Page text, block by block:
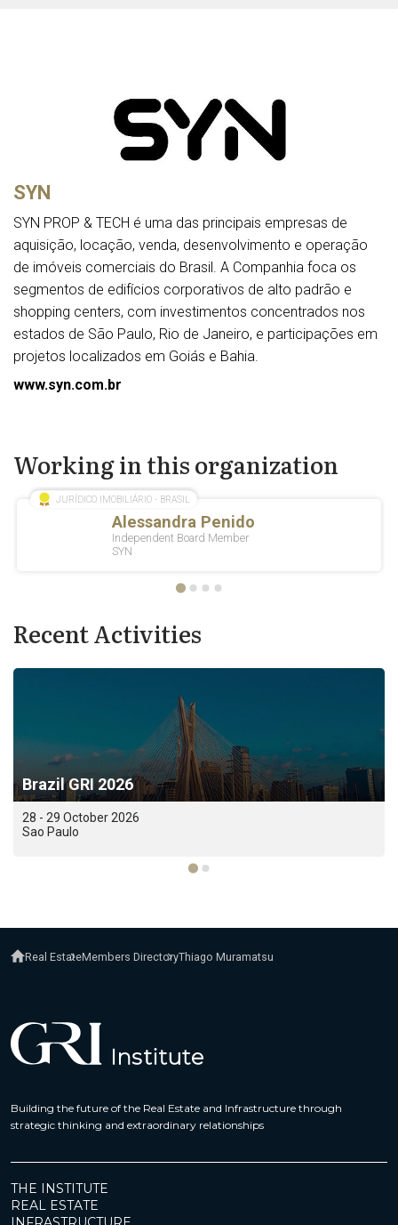
SYN
SYN PROP & TECH é uma das principais empresas de
aquisição, locação, venda, desenvolvimento e operação
de imóveis comerciais do Brasil. A Companhia foca os
segmentos de edifícios corporativos de alto padrão e
shopping centers, com investimentos concentrados nos
estados de São Paulo, Rio de Janeiro, e participações em
projetos localizados em Goiás e Bahia.
www.syn.com.br
Working in this organization
Recent Activities
Brazil GRI 2026
28 - 29 October 2026
Sao Paulo
Real EstateMembers DirectoryThiago Muramatsu
Building the future of the Real Estate and Infrastructure through
strategic thinking and extraordinary relationships
THE INSTITUTE
REAL ESTATE